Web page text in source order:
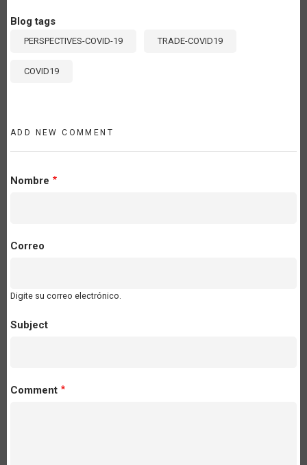
Blog tags
PERSPECTIVES-COVID-19 TRADE-COVID19
COVID19
ADD NEW COMMENT
Nombre
Correo
Digite su correo electrónico.
Subject
Comment